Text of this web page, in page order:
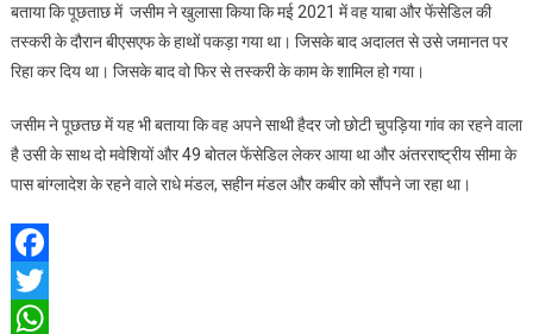
बताया कि पूछताछ में जसीम ने खुलासा किया कि मई 2021 में वह याबा और फेंसेडिल की
तस्करी के दौरान बीएसएफ के हाथों पकड़ा गया था। जिसके बाद अदालत से उसे जमानत पर
रिहा कर दिय था। जिसके बाद वो फिर से तस्करी के काम के शामिल हो गया।
जसीम ने पूछतछ में यह भी बताया कि वह अपने साथी हैदर जो छोटी चुपड़िया गांव का रहने वाला
है उसी के साथ दो मवेशियों और 49 बोतल फेंसेडिल लेकर आया था और अंतरराष्ट्रीय सीमा के
पास बांग्लादेश के रहने वाले राधे मंडल, सहीन मंडल और कबीर को सौंपने जा रहा था।
Facebook
Twitter